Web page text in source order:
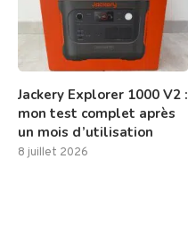
Jackery Explorer 1000 V2 :
mon test complet après
un mois d’utilisation
8 juillet 2026